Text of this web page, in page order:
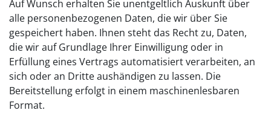
Auf Wunsch erhalten Sie unentgeltlich Auskunft über
alle personenbezogenen Daten, die wir über Sie
gespeichert haben. Ihnen steht das Recht zu, Daten,
die wir auf Grundlage Ihrer Einwilligung oder in
Erfüllung eines Vertrags automatisiert verarbeiten, an
sich oder an Dritte aushändigen zu lassen. Die
Bereitstellung erfolgt in einem maschinenlesbaren
Format.